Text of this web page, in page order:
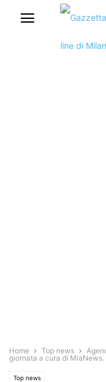
Home Top news
giornata a cura di MiaNews.
Top news